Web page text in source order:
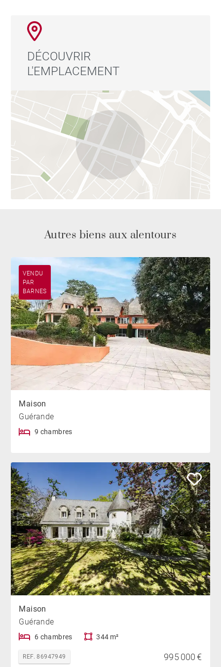
DÉCOUVRIR
L'EMPLACEMENT
Autres biens aux alentours
VENDU
PAR
BARNES
Maison
Guérande
9 chambres
Maison
Guérande
6 chambres 344 m²
REF. 86947949 995 000 €